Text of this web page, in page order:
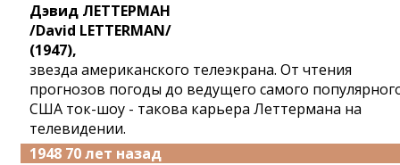
Дэвид ЛЕТТЕРМАН
/David LETTERMAN/
(1947),
звезда американского телеэкрана. От чтения
прогнозов погоды до ведущего самого
США ток-шоу - такова карьера Леттермана на
телевидении.
1948 70 лет назад